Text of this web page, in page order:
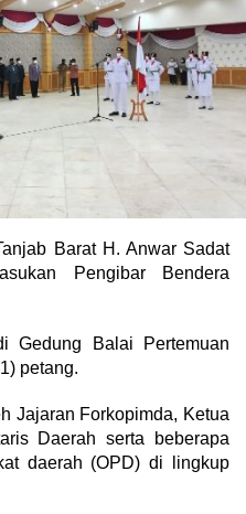
Barat H. Anwar Sadat
Pengibar Bendera
Gedung Balai Pertemuan
petang.
Jajaran Forkopimda, Ketua
Daerah serta beberapa
daerah (OPD) di lingkup